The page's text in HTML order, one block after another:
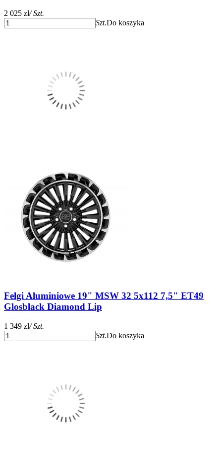
2 025 zł/ Szt.
Szt.Do koszyka
Felgi Aluminiowe 19" MSW 32 5x112 7,5" ET49
Glosblack Diamond Lip
1 349 zł/ Szt.
Szt.Do koszyka